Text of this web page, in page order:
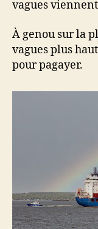
vagues
À genou sur la
vagues plus
pour pagayer.